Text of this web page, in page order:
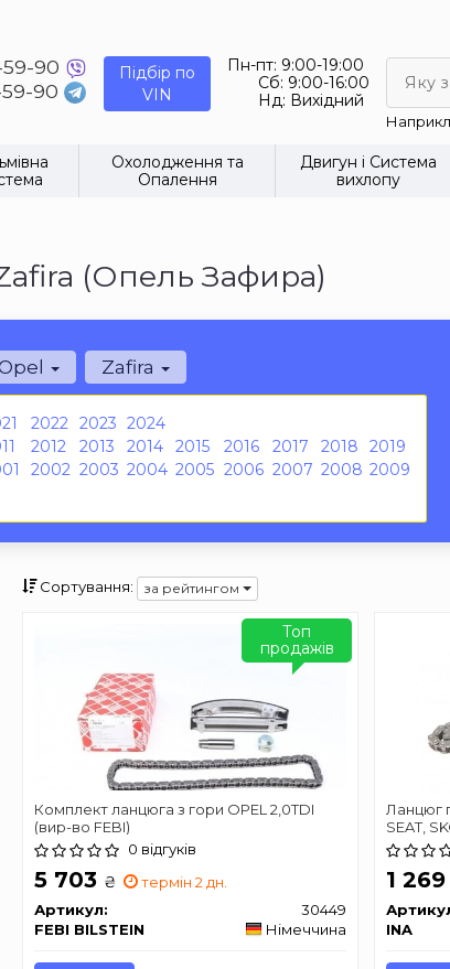
90
90
Підбір по
VIN
Пн-пт: 9:00-19:00
Сб: 9:00-16:00
Нд: Вихідний
Яку
Охолодження та
Опалення
Двигун і Система
вихлопу
(Опель Зафира)
2022 2023 2024
2012 2013 2014 2015 2016 2017 2018
2019
2002 2003 2004 2005 2006 2007 2008 2009
Zafira
Сортування: за рейтингом
Комплект ланцюга з гори OPEL 2,0TDI
(вир-во FEBI)
0 відгуків
5 703 ₴
термін 2 дн.
Артикул:
30449
FEBI BILSTEIN
Німеччина
Топ
продажів
Ланцюг
SEAT,
1 269
INA